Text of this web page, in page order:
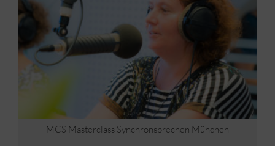
MCS Masterclass Synchronsprechen München